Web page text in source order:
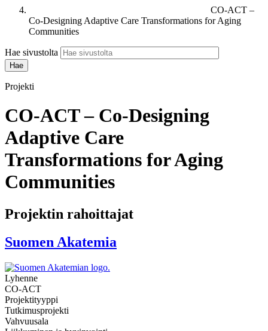
CO-ACT –
Co-Designing Adaptive Care Transformations for Aging
Communities
Hae sivustolta
Projekti
CO-ACT – Co-Designing
Adaptive Care
Transformations for Aging
Communities
Projektin rahoittajat
Suomen Akatemia
Lyhenne
CO-ACT
Projektityyppi
Tutkimusprojekti
Vahvuusala